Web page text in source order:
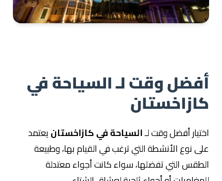
مع سائق خاص
اطلع على الرحلة
أفضل وقت لـ السياحة في
كازاخستان
اختيار أفضل وقت لـالسياحة في كازاخستانيعتمد
على نوع الأنشطة التي ترغب في القيام بها، وطبيعة
الطقس التي تفضلها، سواء كانت أجواء معتدلة